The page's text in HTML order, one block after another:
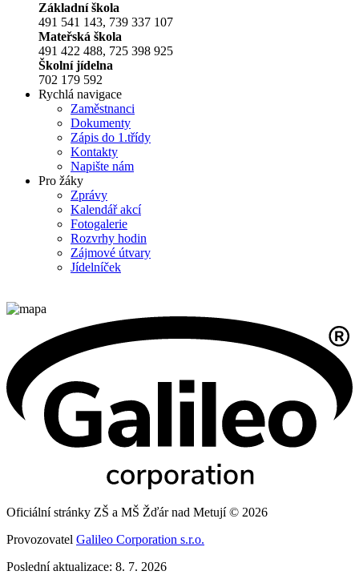
Základní škola
491 541 143, 739 337 107
Mateřská škola
491 422 488, 725 398 925
Školní jídelna
702 179 592
Rychlá navigace
Zaměstnanci
Dokumenty
Zápis do 1.třídy
Kontakty
Napište nám
Pro žáky
Zprávy
Kalendář akcí
Fotogalerie
Rozvrhy hodin
Zájmové útvary
Jídelníček
Oficiální stránky ZŠ a MŠ Žďár nad Metují © 2026
Provozovatel Galileo Corporation s.r.o.
Poslední aktualizace: 8. 7. 2026